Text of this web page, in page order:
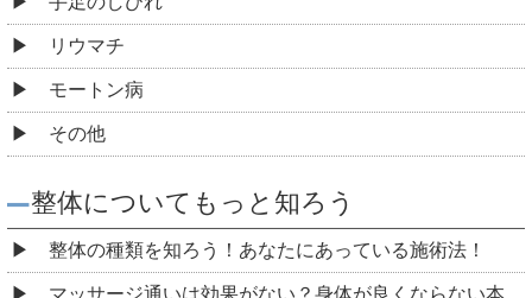
リウマチ
モートン病
その他
整体についてもっと知ろう
整体の種類を知ろう！あなたにあっている施術法！
マッサージ通いは効果がない？身体が良くならない本